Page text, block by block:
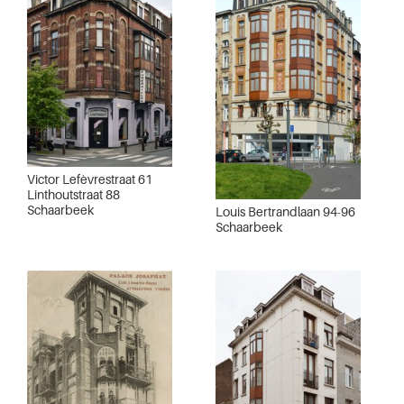
Victor Lefèvrestraat 61
Linthoutstraat 88
Schaarbeek
Louis Bertrandlaan 94-96
Schaarbeek